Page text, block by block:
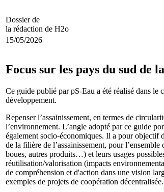
Dossier de
la rédaction de H2o
15/05/2026
Focus sur les pays du sud de
Ce guide publié par pS-Eau a été réalisé dans
développement.
Repenser l’assainissement, en termes de
l’environnement. L’angle adopté par ce guide
également socio-économiques. Il a pour objectif
de la filière de l’assainissement, pour
boues, autres produits…) et leurs usages
réutilisation/valorisation (impacts
de compréhension et d'action dans une vision
exemples de projets de coopération décentralisée.